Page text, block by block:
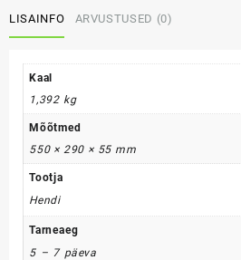
kogus
LISAINFO ARVUSTUSED (0)
Kaal
1,392 kg
Mõõtmed
550 × 290 × 55 mm
Tootja
Hendi
Tarneaeg
5 – 7 päeva